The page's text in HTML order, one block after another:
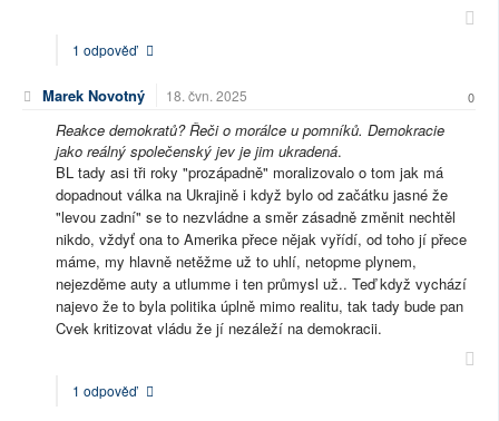
1 odpověď
Marek Novotný 18. čvn. 2025 0
Reakce demokratů? Řeči o morálce u pomníků. Demokracie
jako reálný společenský jev je jim ukradená.
BL tady asi tři roky "prozápadně" moralizovalo o tom jak má
dopadnout válka na Ukrajině i když bylo od začátku jasné že
"levou zadní" se to nezvládne a směr zásadně změnit nechtěl
nikdo, vždyť ona to Amerika přece nějak vyřídí, od toho jí přece
máme, my hlavně netěžme už to uhlí, netopme plynem,
nejezděme auty a utlumme i ten průmysl už.. Teď když vychází
najevo že to byla politika úplně mimo realitu, tak tady bude pan
Cvek kritizovat vládu že jí nezáleží na demokracii.
1 odpověď